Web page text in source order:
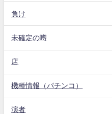
負け
未確定の噂
店
機種情報（パチンコ）
演者